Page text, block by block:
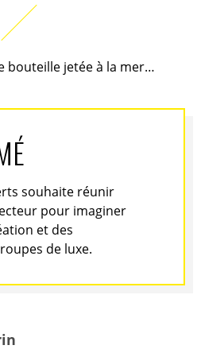
bouteille jetée à la mer…
souhaite réunir
pour imaginer
et des
de luxe.